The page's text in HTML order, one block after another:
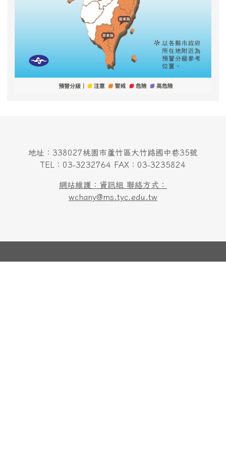
地址：338027桃園市蘆竹區大竹路國中巷35號
TEL：03-3232764 FAX：03-3235824
網站維護：資訊組 聯絡方式：
wchany@ms.tyc.edu.tw